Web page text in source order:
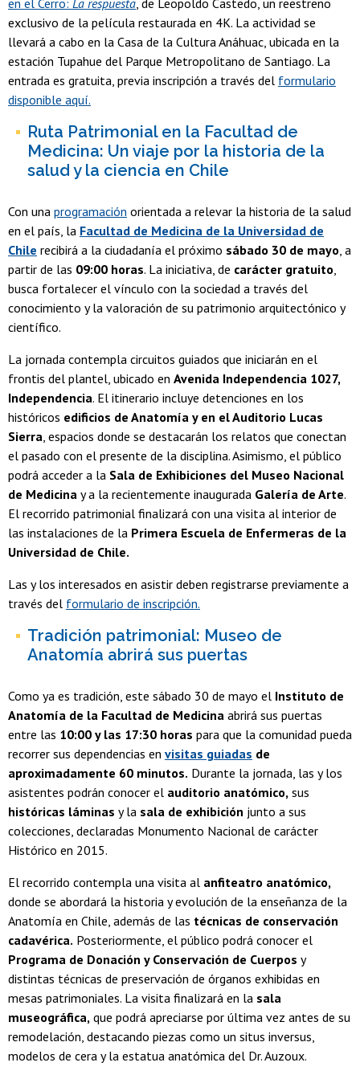
exclusivo de la película restaurada en 4K. La actividad se
llevará a cabo en la Casa de la Cultura Anáhuac, ubicada en la
estación Tupahue del Parque Metropolitano de Santiago. La
entrada es gratuita, previa inscripción a través del formulario
disponible aquí.
Ruta Patrimonial en la Facultad de
Medicina: Un viaje por la historia de la
salud y la ciencia en Chile
Con una programación orientada a relevar la historia de la salud
en el país, la Facultad de Medicina de la Universidad de
Chile recibirá a la ciudadanía el próximo sábado 30 de mayo , a
partir de las 09:00 horas. La iniciativa, de carácter gratuito
busca fortalecer el vínculo con la sociedad a través del
conocimiento y la valoración de su patrimonio arquitectónico y
científico.
La jornada contempla circuitos guiados que iniciarán en el
frontis del plantel, ubicado en Avenida Independencia 1027,
Independencia. El itinerario incluye detenciones en los
históricos edificios de Anatomía y en el Auditorio Lucas
Sierra , espacios donde se destacarán los relatos que conectan
el pasado con el presente de la disciplina. Asimismo, el público
podrá acceder a la Sala de Exhibiciones del Museo Nacional
de Medicina y a la recientemente inaugurada Galería de Arte.
El recorrido patrimonial finalizará con una visita al interior de
las instalaciones de la Primera Escuela de Enfermeras de la
Universidad de Chile.
Las y los interesados en asistir deben registrarse previamente a
través del formulario de inscripción.
Tradición patrimonial: Museo de
Anatomía abrirá sus puertas
Como ya es tradición, este sábado 30 de mayo el Instituto de
Anatomía de la Facultad de Medicina abrirá sus puertas
entre las 10:00 y las 17:30 horas para que la comunidad pueda
recorrer sus dependencias en visitas guiadas de
aproximadamente 60 minutos. Durante la jornada, las y los
asistentes podrán conocer el auditorio anatómico, sus
históricas láminas y la sala de exhibición junto a sus
colecciones, declaradas Monumento Nacional de carácter
Histórico en 2015.
El recorrido contempla una visita al anfiteatro anatómico,
donde se abordará la historia y evolución de la enseñanza de la
Anatomía en Chile, además de las técnicas de conservación
cadavérica. Posteriormente, el público podrá conocer el
Programa de Donación y Conservación de Cuerpos y
distintas técnicas de preservación de órganos exhibidas en
mesas patrimoniales. La visita finalizará en la sala
museográfica, que podrá apreciarse por última vez antes de su
remodelación, destacando piezas como un situs inversus,
modelos de cera y la estatua anatómica del Dr. Auzoux.